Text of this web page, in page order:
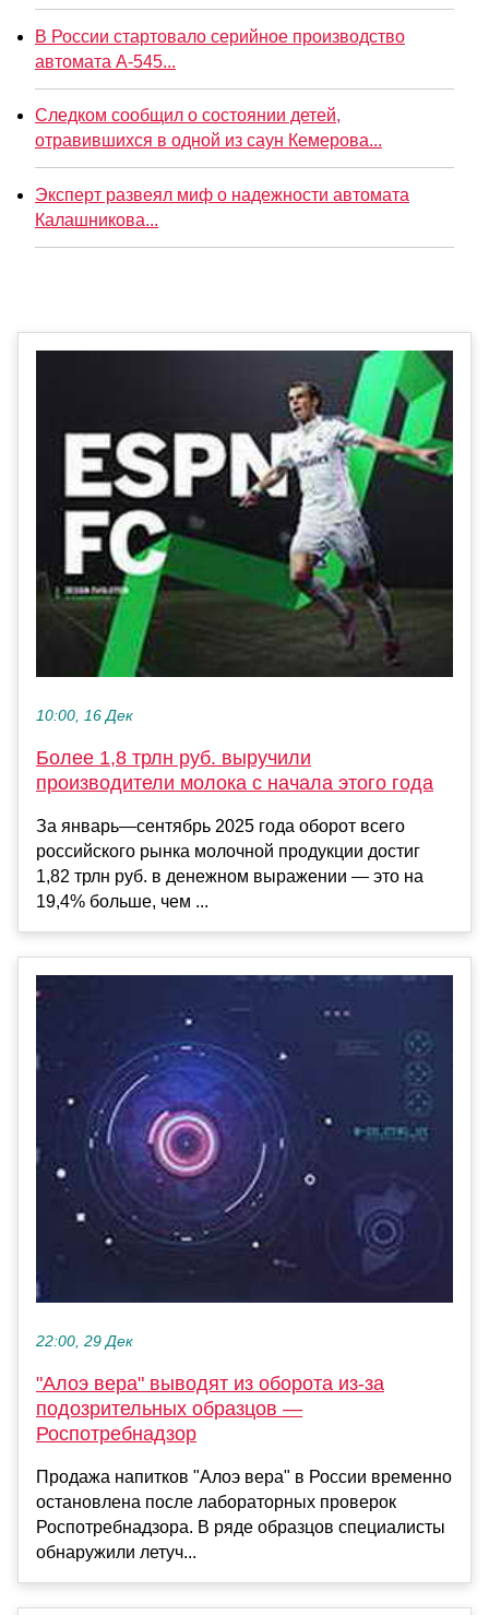
В России стартовало серийное производство
автомата А-545...
Следком сообщил о состоянии детей,
отравившихся в одной из саун Кемерова...
Эксперт развеял миф о надежности автомата
Калашникова...
10:00, 16 Дек
Более 1,8 трлн руб. выручили
производители молока с начала этого года
За январь—сентябрь 2025 года оборот всего
российского рынка молочной продукции достиг
1,82 трлн руб. в денежном выражении — это на
19,4% больше, чем ...
22:00, 29 Дек
"Алоэ вера" выводят из оборота из-за
подозрительных образцов —
Роспотребнадзор
Продажа напитков "Алоэ вера" в России временно
остановлена после лабораторных проверок
Роспотребнадзора. В ряде образцов специалисты
обнаружили летуч...